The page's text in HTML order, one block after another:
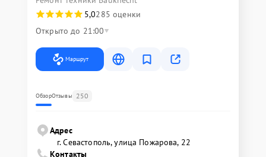
5,0285 оценки
Открыто до 21:00
Маршрут
ОбзорОтзывы 250
Адрес
г. Севастополь, улица Пожарова, 22
Контакты